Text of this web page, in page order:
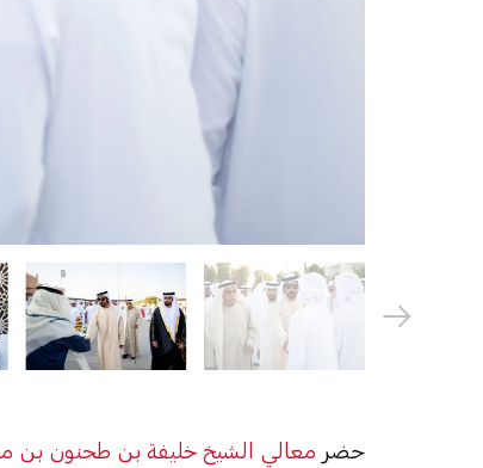
حضر معالي الشيخ خليفة بن طحنون بن